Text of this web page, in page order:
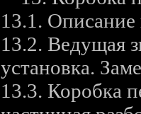
13.1.
13.2. Ведущая
установка.
13.3. Коробка